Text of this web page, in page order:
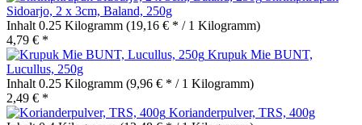
Sidoarjo, 2 x 3cm, Baland, 250g
Inhalt 0.25 Kilogramm (19,16 € * / 1 Kilogramm)
4,79 € *
Krupuk Mie BUNT,
Lucullus, 250g
Inhalt 0.25 Kilogramm (9,96 € * / 1 Kilogramm)
2,49 € *
Korianderpulver, TRS, 400g